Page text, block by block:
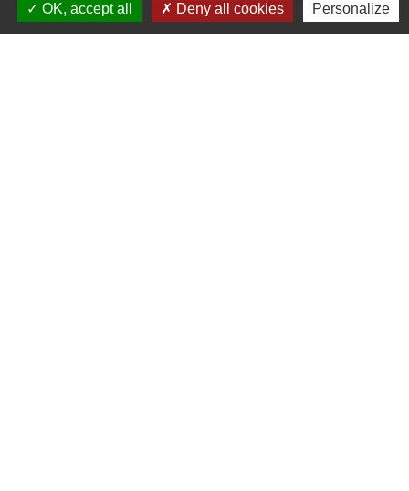
file_downloadplaquette info.pdf (PDF - 368.4 kB)
file_downloadREGLEMENT DE
OK, accept all
Deny all cookies Personalize